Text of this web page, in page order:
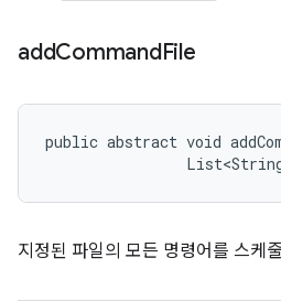
addCommandFile
public abstract void
지정된 파일의 모든 명령어를 스케